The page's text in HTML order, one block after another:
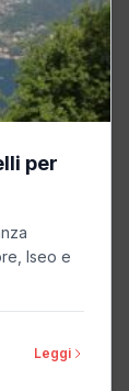
per
Iseo e
Leggi